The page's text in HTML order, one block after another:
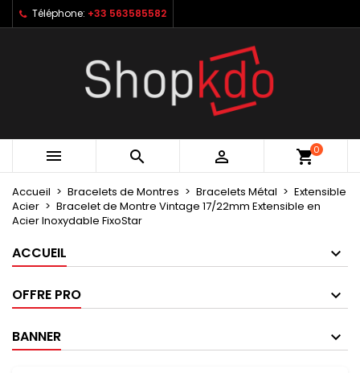
Téléphone: +33 563585582
   shopping_cart0
Accueil Bracelets de Montres Bracelets Métal
Extensible
Acier
Bracelet de Montre Vintage 17/22mm Extensible en
Acier Inoxydable FixoStar
ACCUEIL
OFFRE PRO
BANNER
My wishlists ×
Create new list
Créer une liste d'envies ×
Nom de la liste d'envies
Annuler Créer une liste d'envies
Connexion ×
Vous devez être connecté pour ajouter des produits
à votre liste d'envies.
Annuler Connexion